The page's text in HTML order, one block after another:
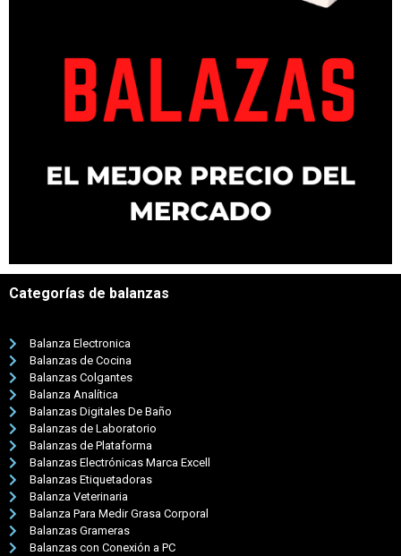
Categorías de balanzas
Balanza Electronica
Balanzas de Cocina
Balanzas Colgantes
Balanza Analítica
Balanzas Digitales De Baño
Balanzas de Laboratorio
Balanzas de Plataforma
Balanzas Electrónicas Marca Excell
Balanzas Etiquetadoras
Balanza Veterinaria
Balanza Para Medir Grasa Corporal
Balanzas Grameras
Balanzas con Conexión a PC